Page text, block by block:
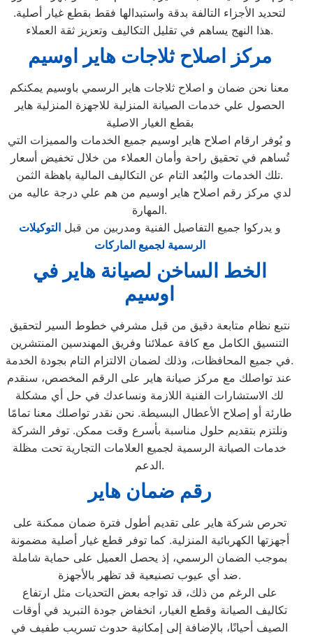
لتحديد الأجزاء التالفة بدقة واستبدالها فقط بقطع غيار أصلية.
هذا النهج يساهم في تقليل التكاليف وتعزيز ثقة العملاء.
مركز اصلاح ثلاجات هاير اوسيم
معنا نحن ضمان و اصلاح ثلاجات هاير الرسمي باوسيم يمكنكم
الحصول علي خدمات الصيانة المنزلية للاجهزة المنزلية هاير
بقطع الغيار الاصلية
و يُوفر ارقام اصلاح هاير اوسيم جميع الخدمات والمميزات التي
تُساهم في تحقيق راحة وأمان العملاء من خلال تخفيض أسعار
تلك الخدمات والبُعد التام عن التكاليف المالية باهظة الثمن.
لدي مركز رقم اصلاح هاير اوسيم من هم علي درجة عاليه من
المهارة.
و يدركوا جميع التفاصيل الفنية ومدربين من قبلالتوكيلات
الرسمية لجميع الماركات
الخط الساخن لصيانة هاير في
اوسيم
نتبع نظام متابعة دقيق من قبل مشرفي خطوط السير لتحقيق
التنسيق الكامل مع كافة عملائنا وفريق المهندسين المنتشرين
في جميع المحافظات، وذلك لضمان الالتزام التام بجودة الخدمة.
عند تواصلك مع مركز صيانة هاير على الرقم المخصص، سنقدم
لك الاستشارات الفنية اللازمة ونساعدك في حل أي مشكلة
طارئة أو إصلاح الأعطال البسيطة. نحن نقدر تواصلك معنا تمامًا
ونلتزم بتقديم حلول مناسبة بأسرع وقت ممكن. توفر الشركة
خدمات الصيانة الرسمية لجميع العلامات التجارية تحت مظلة
الدعم.
رقم ضمان هاير
تحرص شركة هاير على تقديم أطول فترة ضمان ممكنة على
أجهزتها الكهربائية المنزلية. كما توفر قطع غيار أصلية مضمونة
بموجب الضمان الرسمي، إذ يحصل العميل على حماية شاملة
ضد أي عيوب تصنيعية قد تظهر بالأجهزة.
على الرغم من ذلك، قد تواجه بعض التحديات مثل ارتفاع
تكاليف الصيانة وقطع الغيار، انخفاض جودة التبريد في أوقات
الصيف أحيانًا، بالإضافة إلى إمكانية حدوث تسريب طفيف في